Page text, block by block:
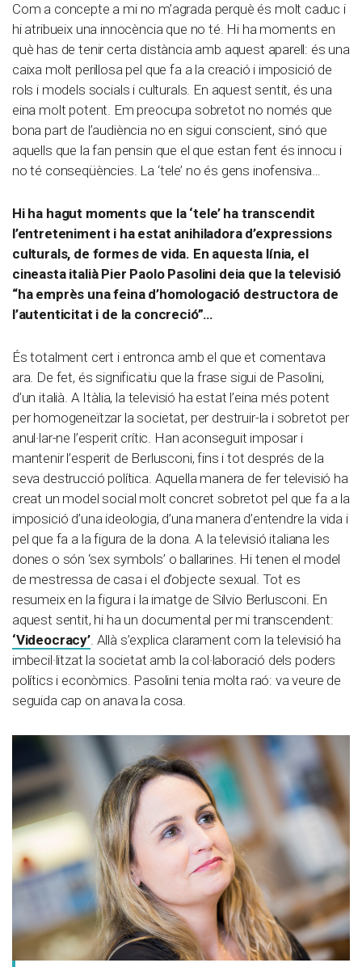
Com a concepte a mi no m’agrada perquè és molt caduc i
hi atribueix una innocència que no té. Hi ha moments en
què has de tenir certa distància amb aquest aparell: és una
caixa molt perillosa pel que fa a la creació i imposició de
rols i models socials i culturals. En aquest sentit, és una
eina molt potent. Em preocupa sobretot no només que
bona part de l’audiència no en sigui conscient, sinó que
aquells que la fan pensin que el que estan fent és innocu i
no té conseqüències. La ‘tele’ no és gens inofensiva…
Hi ha hagut moments que la ‘tele’ ha transcendit
l’entreteniment i ha estat anihiladora d’expressions
culturals, de formes de vida. En aquesta línia, el
cineasta italià Pier Paolo Pasolini deia que la televisió
“ha emprès una feina d’homologació destructora de
l’autenticitat i de la concreció”…
És totalment cert i entronca amb el que et comentava
ara. De fet, és significatiu que la frase sigui de Pasolini,
d’un italià. A Itàlia, la televisió ha estat l’eina més potent
per homogeneïtzar la societat, per destruir-la i sobretot per
anul·lar-ne l’esperit crític. Han aconseguit imposar i
mantenir l’esperit de Berlusconi, fins i tot després de la
seva destrucció política. Aquella manera de fer televisió ha
creat un model social molt concret sobretot pel que fa a la
imposició d’una ideologia, d’una manera d’entendre la vida i
pel que fa a la figura de la dona. A la televisió italiana les
dones o són ‘sex symbols’ o ballarines. Hi tenen el model
de mestressa de casa i el d’objecte sexual. Tot es
resumeix en la figura i la imatge de Silvio Berlusconi. En
aquest sentit, hi ha un documental per mi transcendent:
‘Videocracy’. Allà s’explica clarament com la televisió ha
imbecil·litzat la societat amb la col·laboració dels poders
polítics i econòmics. Pasolini tenia molta raó: va veure de
seguida cap on anava la cosa.